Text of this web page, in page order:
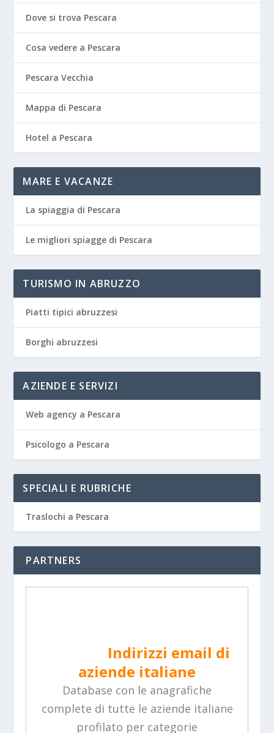
Dove si trova Pescara
Cosa vedere a Pescara
Pescara Vecchia
Mappa di Pescara
Hotel a Pescara
MARE E VACANZE
La spiaggia di Pescara
Le migliori spiagge di Pescara
TURISMO IN ABRUZZO
Piatti tipici abruzzesi
Borghi abruzzesi
AZIENDE E SERVIZI
Web agency a Pescara
Psicologo a Pescara
SPECIALI E RUBRICHE
Traslochi a Pescara
PARTNERS
Indirizzi email di
aziende italiane
Database con le anagrafiche
complete di tutte le aziende italiane
profilato per categorie